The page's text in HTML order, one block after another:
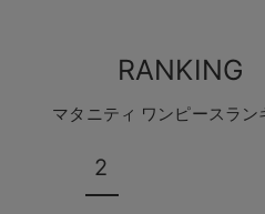
RANKING
マタニティ ワンピースラン
2